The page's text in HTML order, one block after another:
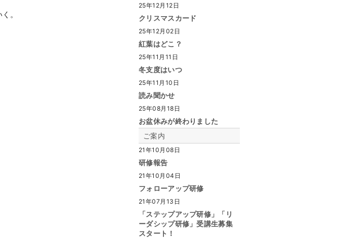
。
25年12月12日
クリスマスカード
25年12月02日
紅葉はどこ？
25年11月11日
冬支度はいつ
25年11月10日
読み聞かせ
25年08月18日
お盆休みが終わりました
ご案内
21年10月08日
研修報告
21年10月04日
フォローアップ研修
21年07月13日
「ステップアップ研修」「リ
ーダシップ研修」受講生募集
スタート！